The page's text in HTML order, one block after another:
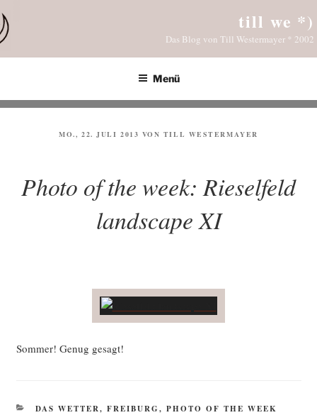
Inhalt
springen
till we *)
Das Blog von Till Westermayer * 2002
Menü
VERÖFFENTLICHT
MO., 22. JULI 2013 VON TILL WESTERMAYER
Photo of the week: Rieselfeld
landscape XI
Som­mer! Genug gesagt!
KATEGORIEN
DAS WETTER, FREIBURG, PHOTO OF THE WEEK